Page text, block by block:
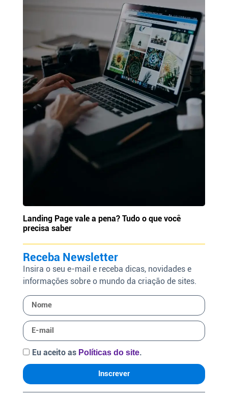
Landing Page vale a pena? Tudo o que você
precisa saber
Receba Newsletter
Insira o seu e-mail e receba dicas, novidades e
informações sobre o mundo da criação de sites.
Eu aceito as Políticas do site.
Inscrever